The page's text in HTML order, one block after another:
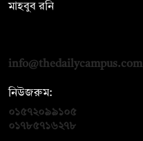
মাহবুব রনি
info@thedailycampus.com
নিউজরুম:
০১৫৭২০৯৯১০৫
০১৭৮৫৭১৬২৭৮